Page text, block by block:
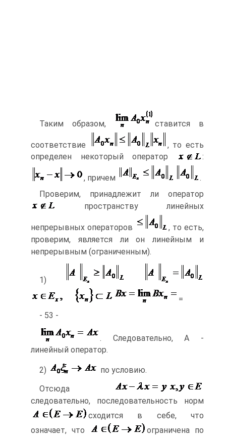
Таким образом, ставится в
соответствие
, то есть
определен некоторый оператор
:
, причем
.
Проверим, принадлежит ли оператор
пространству линейных
непрерывных операторов
, то есть,
проверим, является ли он линейным и
непрерывным (ограниченным).
1)
=
- 53 -
. Следовательно, А -
линейный оператор.
2)
по условию.
Отсюда
следовательно, последовательность норм
сходится в себе, что
означает, что
ограничена по